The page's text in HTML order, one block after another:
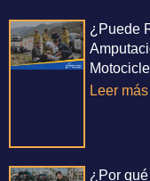
¿Puede
Leer
¿Por